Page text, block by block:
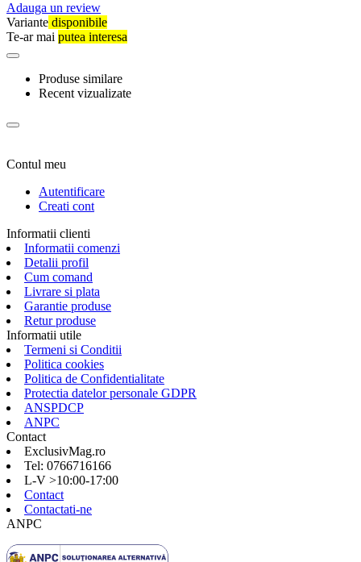
Adauga un review
Variante disponibile
Te-ar mai putea interesa
Produse similare
Recent vizualizate
Contul meu
Autentificare
Creati cont
Informatii clienti
Informatii comenzi
Detalii profil
Cum comand
Livrare si plata
Garantie produse
Retur produse
Informatii utile
Termeni si Conditii
Politica cookies
Politica de Confidentialitate
Protectia datelor personale GDPR
ANSPDCP
ANPC
Contact
ExclusivMag.ro
Tel: 0766716166
L-V >10:00-17:00
Contact
Contactati-ne
ANPC